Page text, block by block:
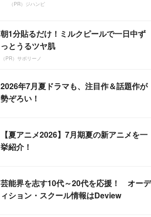
（PR）ジハンピ
朝1分貼るだけ！ミルクピールで一日中ず
っとうるツヤ肌
（PR）サボリーノ
2026年7月夏ドラマも、注目作＆話題作が
勢ぞろい！
【夏アニメ2026】7月期夏の新アニメを一
挙紹介！
芸能界を志す10代～20代を応援！ オーデ
ィション・スクール情報はDeview